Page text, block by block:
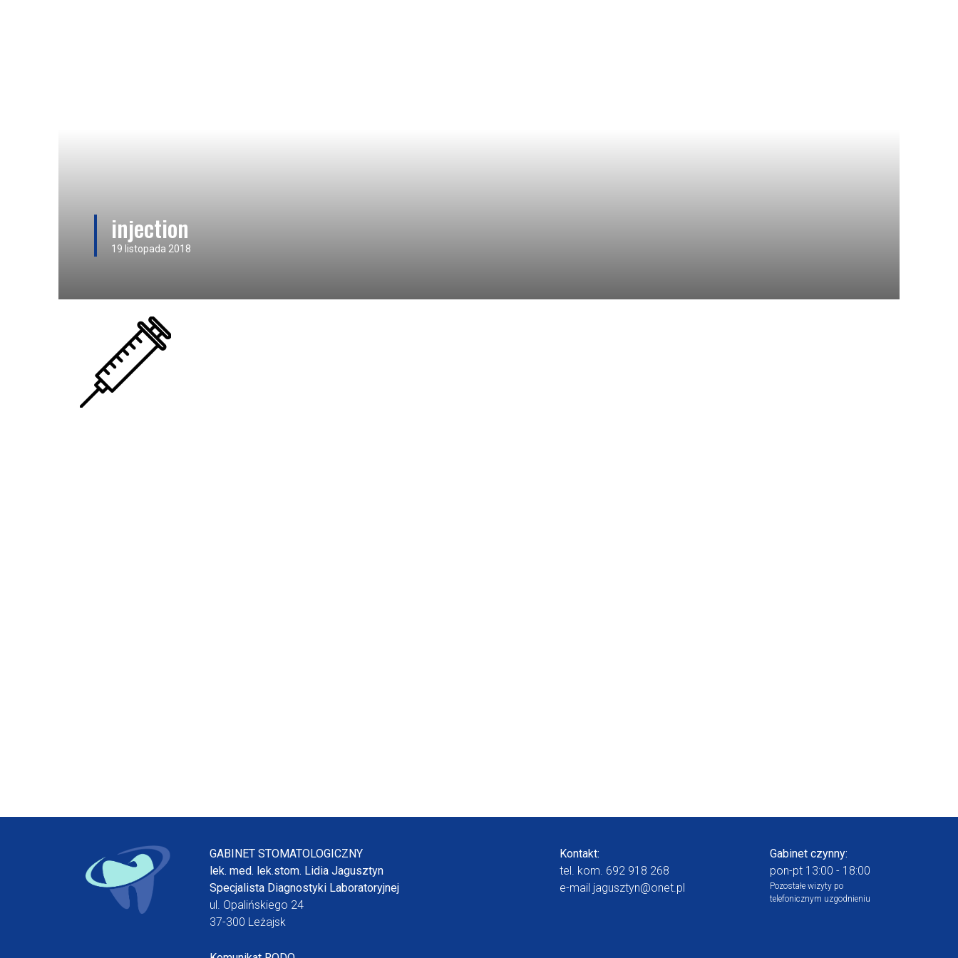
injection
19 listopada 2018
GABINET STOMATOLOGICZNY
lek. med. lek.stom. Lidia Jagusztyn
Specjalista Diagnostyki Laboratoryjnej
ul. Opalińskiego 24
37-300 Leżajsk
Kontakt:
tel. kom. 692 918 268
e-mail jagusztyn@onet.pl
Gabinet czynny:
pon-pt 13:00 - 18:00
Pozostałe wizyty po
telefonicznym uzgodnieniu